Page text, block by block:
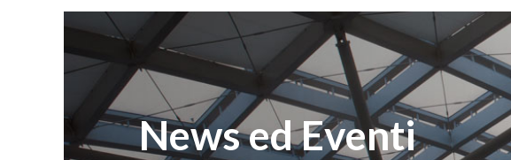
News ed Eventi